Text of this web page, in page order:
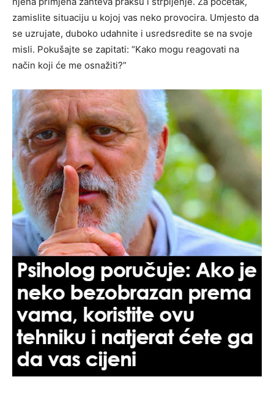
zamislite situaciju u kojoj vas neko provocira. Umjesto da
se uzrujate, duboko udahnite i usredsredite se na svoje
misli. Pokušajte se zapitati: “Kako mogu reagovati na
način koji će me osnažiti?”